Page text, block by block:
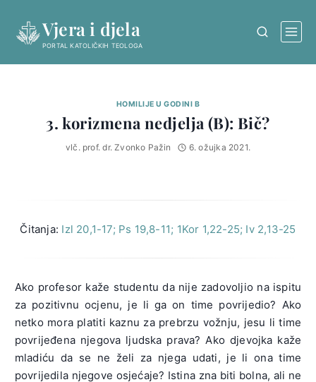
content
Vjera i djela
PORTAL KATOLIČKIH TEOLOGA
HOMILIJE U GODINI B
3. korizmena nedjelja (B): Bič?
vlč. prof. dr. Zvonko Pažin 6. ožujka 2021.
Čitanja: Izl 20,1-17; Ps 19,8-11; 1Kor 1,22-25; Iv 2,13-25
Ako profesor kaže studentu da nije zadovoljio na ispitu
za pozitivnu ocjenu, je li ga on time povrijedio? Ako
netko mora platiti kaznu za prebrzu vožnju, jesu li time
povrijeđena njegova ljudska prava? Ako djevojka kaže
mladiću da se ne želi za njega udati, je li ona time
povrijedila njegove osjećaje? Istina zna biti bolna, ali ne